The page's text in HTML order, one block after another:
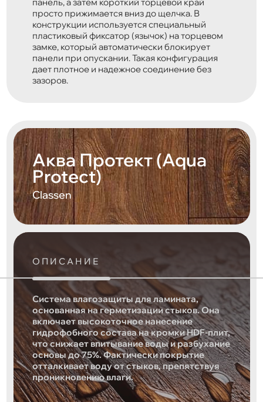
просто прижимается вниз до щелчка. В
конструкции используется специальный
пластиковый фиксатор (язычок) на торцевом
замке, который автоматически блокирует
панели при опускании. Такая конфигурация
дает плотное и надежное соединение без
зазоров.
Аква Протект (Aqua
Protect)
Classen
ОПИСАНИЕ
Система влагозащиты для ламината,
основанная на герметизации стыков. Она
включает высокоточное нанесение
гидрофобного состава на кромки HDF-плит,
что снижает впитывание воды и разбухание
основы до 75%. Фактически покрытие
отталкивает воду от стыков, препятствуя
проникновению влаги.